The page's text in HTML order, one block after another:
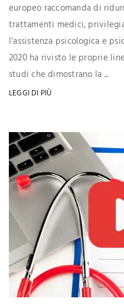
europeo raccomanda di
trattamenti medici,
l’assistenza psicologica e
2020 ha rivisto le proprie
studi che dimostrano la ...
LEGGI DI PIÙ